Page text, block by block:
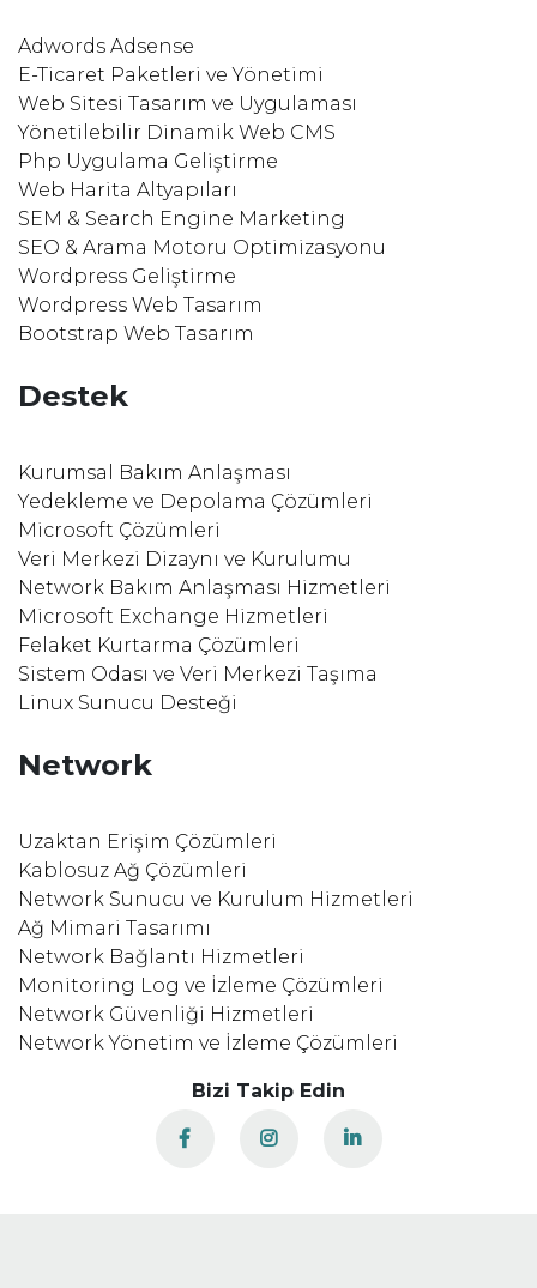
Adwords Adsense
E-Ticaret Paketleri ve Yönetimi
Web Sitesi Tasarım ve Uygulaması
Yönetilebilir Dinamik Web CMS
Php Uygulama Geliştirme
Web Harita Altyapıları
SEM & Search Engine Marketing
SEO & Arama Motoru Optimizasyonu
Wordpress Geliştirme
Wordpress Web Tasarım
Bootstrap Web Tasarım
Destek
Kurumsal Bakım Anlaşması
Yedekleme ve Depolama Çözümleri
Microsoft Çözümleri
Veri Merkezi Dizaynı ve Kurulumu
Network Bakım Anlaşması Hizmetleri
Microsoft Exchange Hizmetleri
Felaket Kurtarma Çözümleri
Sistem Odası ve Veri Merkezi Taşıma
Linux Sunucu Desteği
Network
Uzaktan Erişim Çözümleri
Kablosuz Ağ Çözümleri
Network Sunucu ve Kurulum Hizmetleri
Ağ Mimari Tasarımı
Network Bağlantı Hizmetleri
Monitoring Log ve İzleme Çözümleri
Network Güvenliği Hizmetleri
Network Yönetim ve İzleme Çözümleri
Bizi Takip Edin